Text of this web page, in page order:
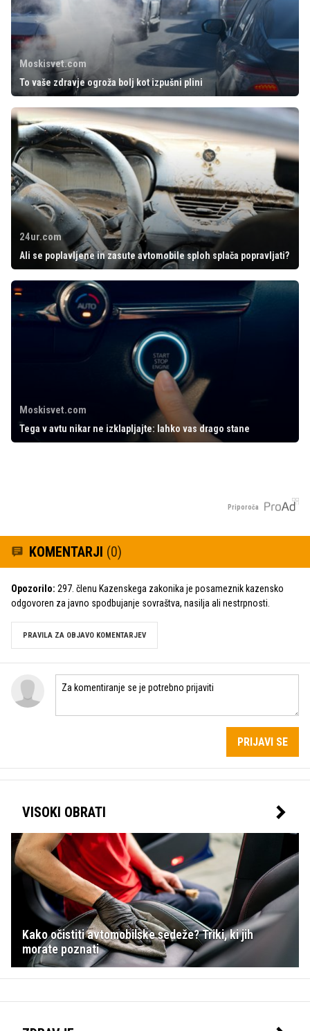
Moskisvet.com
To vaše zdravje ogroža bolj kot izpušni plini
24ur.com
Ali se poplavljene in zasute avtomobile sploh splača popravljati?
Moskisvet.com
Tega v avtu nikar ne izklapljajte: lahko vas drago stane
Priporoča
KOMENTARJI (0)
Opozorilo: 297. členu Kazenskega zakonika je posameznik kazensko
odgovoren za javno spodbujanje sovraštva, nasilja ali nestrpnosti.
PRAVILA ZA OBJAVO KOMENTARJEV
PRIJAVI SE
VISOKI OBRATI
Kako očistiti avtomobilske sedeže? Triki, ki jih
morate poznati